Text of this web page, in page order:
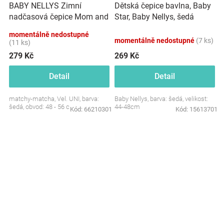
BABY NELLYS Zimní
nadčasová čepice Mom and
momentálně nedostupné
(11 ks)
279 Kč
Detail
matchy-matcha, Vel. UNI, barva:
šedá, obvod: 48 - 56 cmKód: 66210301
Dětská čepice bavlna, Baby
Star, Baby Nellys, šedá
momentálně nedostupné (7 ks)
269 Kč
Detail
Baby Nellys, barva: šedá, velikost:
44-48cm
Kód: 15613701